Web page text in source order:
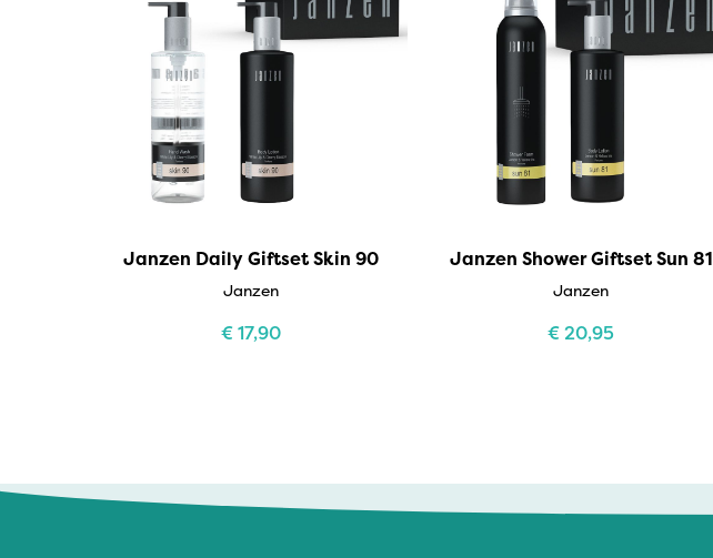
Janzen Daily Giftset Skin 90
Janzen
€17,90
Janzen Shower Giftset Sun 81
Janzen
€20,95